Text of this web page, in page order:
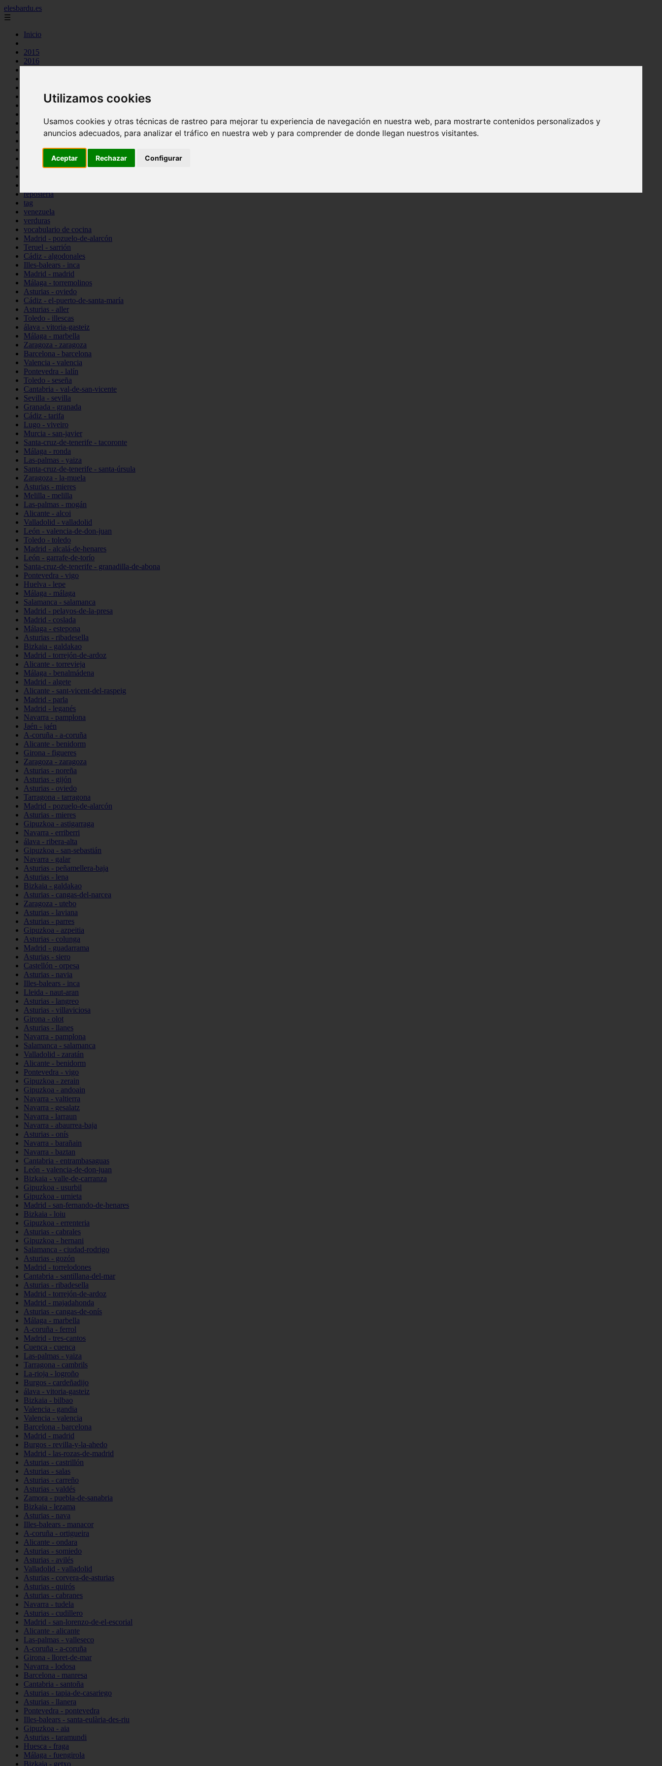
Utilizamos cookies
Usamos cookies y otras técnicas de rastreo para mejorar tu experiencia de navegación en nuestra web, para mostrarte contenidos personalizados y
anuncios adecuados, para analizar el tráfico en nuestra web y para comprender de donde llegan nuestros visitantes.
Aceptar Rechazar Configurar
elesbardu.es
☰
Inicio
2015
2016
cocina casera
espana
huevos
pescado
reposteria
tag
venezuela
verduras
vocabulario de cocina
Madrid - pozuelo-de-alarcón
Teruel - sarrión
Cádiz - algodonales
Illes-balears - inca
Madrid - madrid
Málaga - torremolinos
Asturias - oviedo
Cádiz - el-puerto-de-santa-maría
Asturias - aller
Toledo - illescas
álava - vitoria-gasteiz
Málaga - marbella
Zaragoza - zaragoza
Barcelona - barcelona
Valencia - valencia
Pontevedra - lalín
Toledo - seseña
Cantabria - val-de-san-vicente
Sevilla - sevilla
Granada - granada
Cádiz - tarifa
Lugo - viveiro
Murcia - san-javier
Santa-cruz-de-tenerife - tacoronte
Málaga - ronda
Las-palmas - yaiza
Santa-cruz-de-tenerife - santa-úrsula
Zaragoza - la-muela
Asturias - mieres
Melilla - melilla
Las-palmas - mogán
Alicante - alcoi
Valladolid - valladolid
León - valencia-de-don-juan
Toledo - toledo
Madrid - alcalá-de-henares
León - garrafe-de-torío
Santa-cruz-de-tenerife - granadilla-de-abona
Pontevedra - vigo
Huelva - lepe
Málaga - málaga
Salamanca - salamanca
Madrid - pelayos-de-la-presa
Madrid - coslada
Málaga - estepona
Asturias - ribadesella
Bizkaia - galdakao
Madrid - torrejón-de-ardoz
Alicante - torrevieja
Málaga - benalmádena
Madrid - algete
Alicante - sant-vicent-del-raspeig
Madrid - parla
Madrid - leganés
Navarra - pamplona
Jaén - jaén
A-coruña - a-coruña
Alicante - benidorm
Girona - figueres
Zaragoza - zaragoza
Asturias - noreña
Asturias - gijón
Asturias - oviedo
Tarragona - tarragona
Madrid - pozuelo-de-alarcón
Asturias - mieres
Gipuzkoa - astigarraga
Navarra - erriberri
álava - ribera-alta
Gipuzkoa - san-sebastián
Navarra - galar
Asturias - peñamellera-baja
Asturias - lena
Bizkaia - galdakao
Asturias - cangas-del-narcea
Zaragoza - utebo
Asturias - laviana
Asturias - parres
Gipuzkoa - azpeitia
Asturias - colunga
Madrid - guadarrama
Asturias - siero
Castellón - orpesa
Asturias - navia
Illes-balears - inca
Lleida - naut-aran
Asturias - langreo
Asturias - villaviciosa
Girona - olot
Asturias - llanes
Navarra - pamplona
Salamanca - salamanca
Valladolid - zaratán
Alicante - benidorm
Pontevedra - vigo
Gipuzkoa - zerain
Gipuzkoa - andoain
Navarra - valtierra
Navarra - gesalatz
Navarra - larraun
Navarra - abaurrea-baja
Asturias - onís
Navarra - barañain
Navarra - baztan
Cantabria - entrambasaguas
León - valencia-de-don-juan
Bizkaia - valle-de-carranza
Gipuzkoa - usurbil
Gipuzkoa - urnieta
Madrid - san-fernando-de-henares
Bizkaia - loiu
Gipuzkoa - errenteria
Asturias - cabrales
Gipuzkoa - hernani
Salamanca - ciudad-rodrigo
Asturias - gozón
Madrid - torrelodones
Cantabria - santillana-del-mar
Asturias - ribadesella
Madrid - torrejón-de-ardoz
Madrid - majadahonda
Asturias - cangas-de-onís
Málaga - marbella
A-coruña - ferrol
Madrid - tres-cantos
Cuenca - cuenca
Las-palmas - yaiza
Tarragona - cambrils
La-rioja - logroño
Burgos - cardeñadijo
álava - vitoria-gasteiz
Bizkaia - bilbao
Valencia - gandia
Valencia - valencia
Barcelona - barcelona
Madrid - madrid
Burgos - revilla-y-la-ahedo
Madrid - las-rozas-de-madrid
Asturias - castrillón
Asturias - salas
Asturias - carreño
Asturias - valdés
Zamora - puebla-de-sanabria
Bizkaia - lezama
Asturias - nava
Illes-balears - manacor
A-coruña - ortigueira
Alicante - ondara
Asturias - somiedo
Asturias - avilés
Valladolid - valladolid
Asturias - corvera-de-asturias
Asturias - quirós
Asturias - cabranes
Navarra - tudela
Asturias - cudillero
Madrid - san-lorenzo-de-el-escorial
Alicante - alicante
Las-palmas - valleseco
A-coruña - a-coruña
Girona - lloret-de-mar
Navarra - lodosa
Barcelona - manresa
Cantabria - santoña
Asturias - tapia-de-casariego
Asturias - llanera
Pontevedra - pontevedra
Illes-balears - santa-eulària-des-riu
Gipuzkoa - aia
Asturias - taramundi
Huesca - fraga
Málaga - fuengirola
Bizkaia - getxo